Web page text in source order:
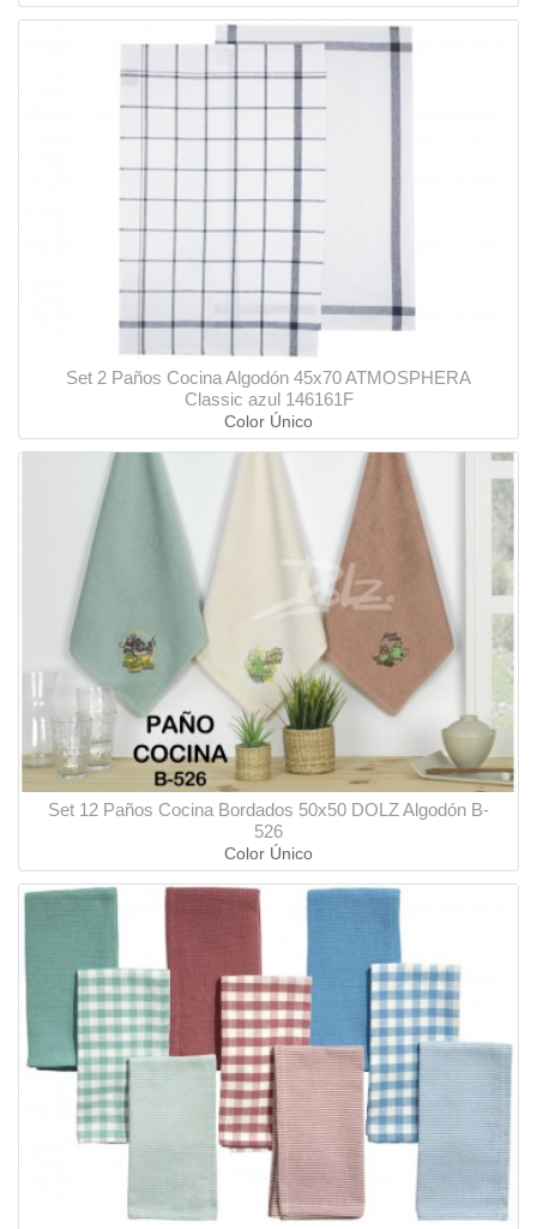
Set 2 Paños Cocina Algodón 45x70 ATMOSPHERA
Classic azul 146161F
Color Único
Set 12 Paños Cocina Bordados 50x50 DOLZ Algodón B-
526
Color Único